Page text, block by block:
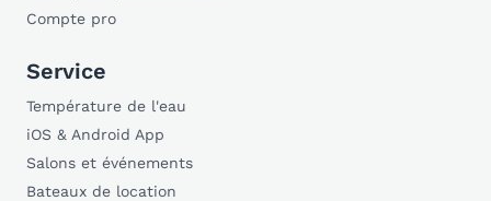
Compte pro
Service
Température de l'eau
iOS & Android App
Salons et événements
Bateaux de location